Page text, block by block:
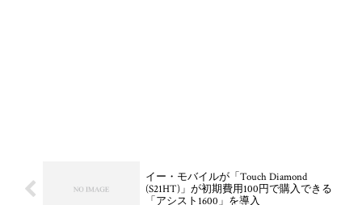
イー・モバイルが「Touch Diamond
(S21HT)」が初期費用100円で購入できる
「アシスト1600」を導入